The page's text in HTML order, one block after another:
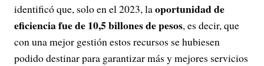
identificó que, solo en el 2023, laoportunidad de
eficiencia fue de 10,5 billones de pesos, es decir, que
con una mejor gestión estos recursos se hubiesen
podido destinar para garantizar más y mejores servicios